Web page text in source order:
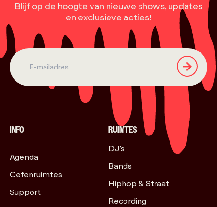
Blijf op de hoogte van nieuwe shows, updates
en exclusieve acties!
INFO
Agenda
Oefenruimtes
Support
RUIMTES
DJ’s
Bands
Hiphop & Straat
Recording